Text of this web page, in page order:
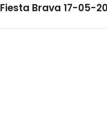
Fiesta Brava 17-05-